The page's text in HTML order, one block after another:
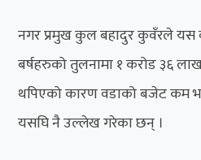
नगर प्रमुख कुल बहादुर कुवँरले यस
बर्षहरुको तुलनामा १ करोड ३६
थपिएको कारण वडाको बजेट कम
यसघि नै उल्लेख गरेका छन् ।